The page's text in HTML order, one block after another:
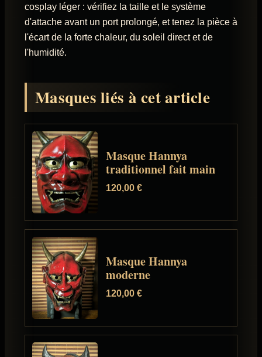
cosplay léger : vérifiez la taille et le système
d'attache avant un port prolongé, et tenez la pièce à
l'écart de la forte chaleur, du soleil direct et de
l'humidité.
Masques liés à cet article
Masque Hannya
traditionnel fait main
120,00 €
Masque Hannya
moderne
120,00 €